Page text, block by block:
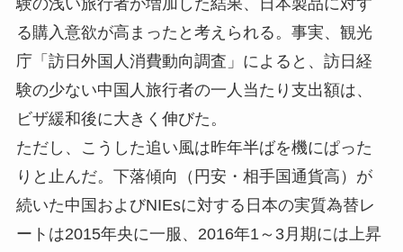
る購入意欲が高まったと考えられる。事実、観光
庁「訪日外国人消費動向調査」によると、訪日経
験の少ない中国人旅行者の一人当たり支出額は、
ビザ緩和後に大きく伸びた。
ただし、こうした追い風は昨年半ばを機にぱった
りと止んだ。下落傾向（円安・相手国通貨高）が
続いた中国およびNIEsに対する日本の実質為替レ
ートは2015年央に一服、2016年1～3月期には上昇